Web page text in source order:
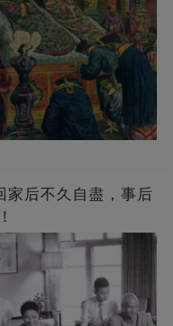
家后不久自盡，事后